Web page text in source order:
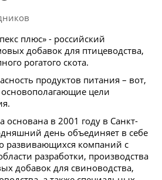
плюс» - российский
добавок для птицеводства,
рогатого скота.
продуктов питания – вот,
цели
основана в 2001 году в Санкт-
день объединяет в себе
развивающихся компаний с
разработки, производства
добавок для свиноводства,